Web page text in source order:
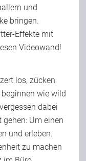
und
bringen.
Effekte mit
Videowand!
los, zücken
wie wild
dabei
Um einen
und erleben.
zu machen